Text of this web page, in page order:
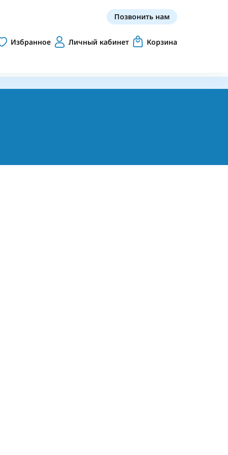
Позвонить нам
Избранное Личный кабинет Корзина